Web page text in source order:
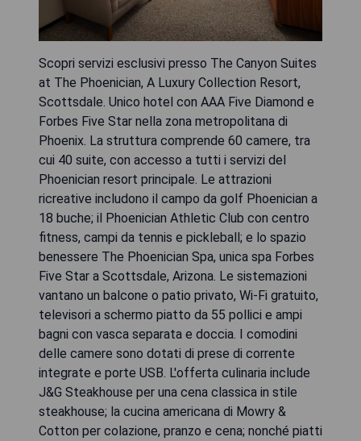
Scopri servizi esclusivi presso The Canyon Suites
at The Phoenician, A Luxury Collection Resort,
Scottsdale. Unico hotel con AAA Five Diamond e
Forbes Five Star nella zona metropolitana di
Phoenix. La struttura comprende 60 camere, tra
cui 40 suite, con accesso a tutti i servizi del
Phoenician resort principale. Le attrazioni
ricreative includono il campo da golf Phoenician a
18 buche; il Phoenician Athletic Club con centro
fitness, campi da tennis e pickleball; e lo spazio
benessere The Phoenician Spa, unica spa Forbes
Five Star a Scottsdale, Arizona. Le sistemazioni
vantano un balcone o patio privato, Wi-Fi gratuito,
televisori a schermo piatto da 55 pollici e ampi
bagni con vasca separata e doccia. I comodini
delle camere sono dotati di prese di corrente
integrate e porte USB. L'offerta culinaria include
J&G Steakhouse per una cena classica in stile
steakhouse; la cucina americana di Mowry &
Cotton per colazione, pranzo e cena; nonché piatti